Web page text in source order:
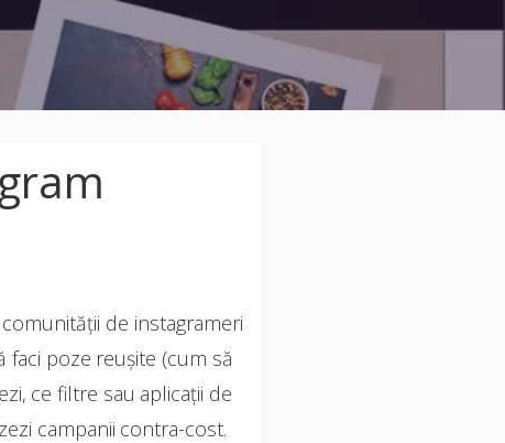
de instagrameri
poze reușite (cum să
ce filtre sau aplicații de
campanii contra-cost.